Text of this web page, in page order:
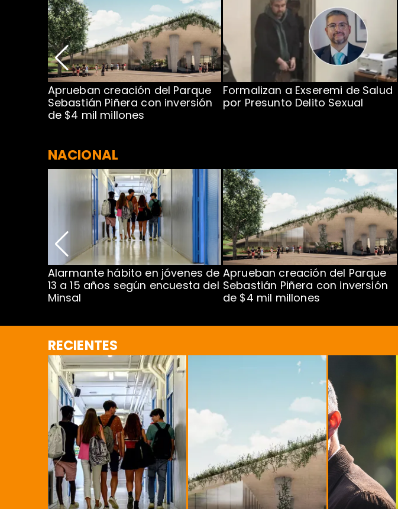
Aprueban creación del Parque
Sebastián Piñera con inversión
de $4 mil millones
Formalizan a Exseremi de Salud
por Presunto Delito Sexual
NACIONAL
Alarmante hábito en jóvenes de
13 a 15 años según encuesta del
Minsal
Aprueban creación del Parque
Sebastián Piñera con inversión
de $4 mil millones
RECIENTES